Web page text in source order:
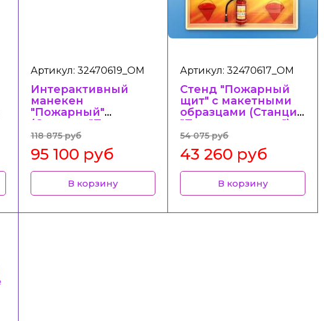
Артикул: 32470619_ОМ
Интерактивный
манекен
"Пожарный"
(Станция "Пожарная
часть")
118 875 руб
95 100 руб
В корзину
Артикул: 32470617_ОМ
Стенд "Пожарный
щит" с макетными
образцами (Станция
"Пожарная часть")
54 075 руб
43 260 руб
В корзину